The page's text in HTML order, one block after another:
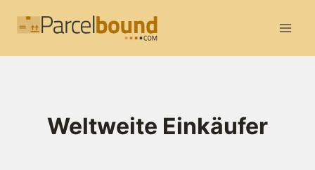
Inhalt
Weltweite Einkäufer